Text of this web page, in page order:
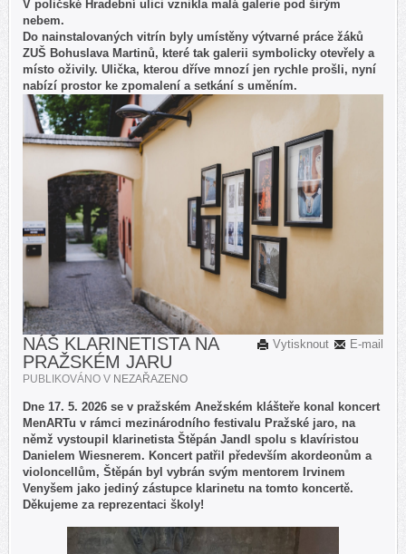
V poličské Hradební ulici vznikla malá galerie pod širým
nebem.
Do nainstalovaných vitrín byly umístěny výtvarné práce žáků
ZUŠ Bohuslava Martinů, které tak galerii symbolicky otevřely a
místo oživily. Ulička, kterou dříve mnozí jen rychle prošli, nyní
nabízí prostor ke zpomalení a setkání s uměním.
E-mail
Vytisknout
NÁŠ KLARINETISTA NA
PRAŽSKÉM JARU
PUBLIKOVÁNO V NEZAŘAZENO
Dne 17. 5. 2026 se v pražském Anežském klášteře konal koncert
MenARTu v rámci mezinárodního festivalu Pražské jaro, na
němž vystoupil klarinetista Štěpán Jandl spolu s klavíristou
Danielem Wiesnerem. Koncert patřil především akordeonům a
violoncellům, Štěpán byl vybrán svým mentorem Irvinem
Venyšem jako jediný zástupce klarinetu na tomto koncertě.
Děkujeme za reprezentaci školy!